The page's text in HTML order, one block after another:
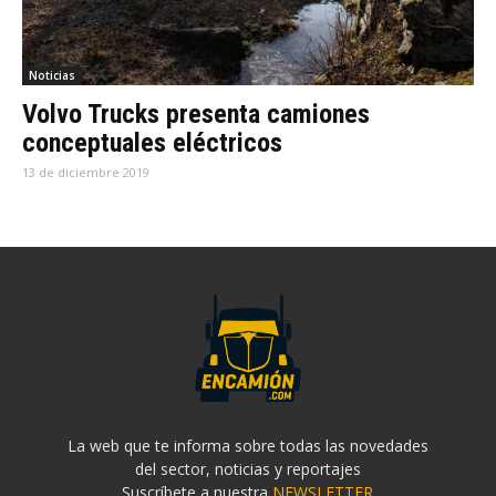
Noticias
Volvo Trucks presenta camiones
conceptuales eléctricos
13 de diciembre 2019
La web que te informa sobre todas las novedades
del sector, noticias y reportajes